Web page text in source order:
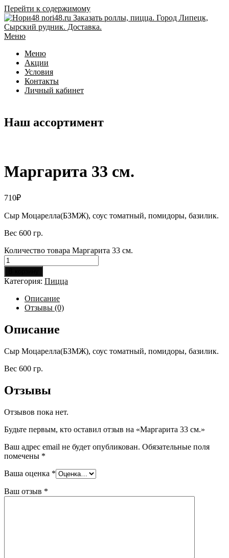
Перейти к содержимому
Меню
Меню
Акции
Условия
Контакты
Личный кабинет
Наш ассортимент
Маргарита 33 см.
710₽
Сыр Моцарелла(БЗМЖ), соус томатный, помидоры, базилик.
Вес 600 гр.
Количество товара Маргарита 33 см.
Категория: Пицца
Описание
Отзывы (0)
Описание
Сыр Моцарелла(БЗМЖ), соус томатный, помидоры, базилик.
Вес 600 гр.
Отзывы
Отзывов пока нет.
Будьте первым, кто оставил отзыв на «Маргарита 33 см.»
Ваш адрес email не будет опубликован. Обязательные поля
помечены *
Ваша оценка *
Ваш отзыв *